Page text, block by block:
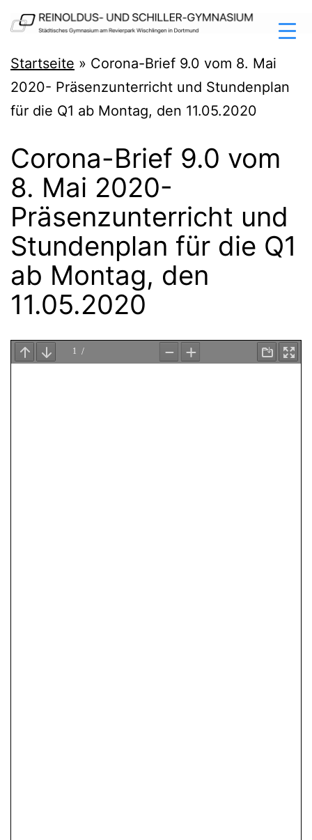
Zum
Inhalt
springen
Reinoldus-
und
Schiller-
Dortmund
Startseite » Corona-Brief 9.0 vom 8. Mai
2020- Präsenzunterricht und Stundenplan
für die Q1 ab Montag, den 11.05.2020
Corona-Brief 9.0 vom
8. Mai 2020-
Präsenzunterricht und
Stundenplan für die Q1
ab Montag, den
11.05.2020